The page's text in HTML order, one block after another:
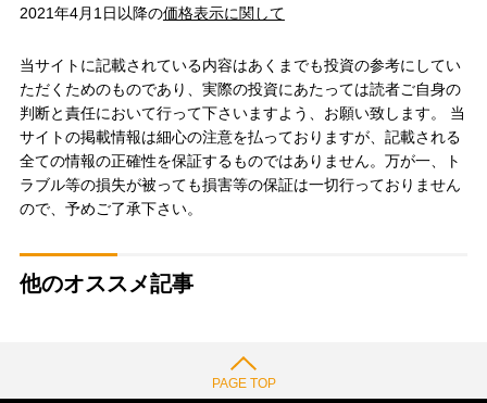
2021年4月1日以降の価格表示に関して
当サイトに記載されている内容はあくまでも投資の参考にしてい
ただくためのものであり、実際の投資にあたっては読者ご自身の
判断と責任において行って下さいますよう、お願い致します。 当
サイトの掲載情報は細心の注意を払っておりますが、記載される
全ての情報の正確性を保証するものではありません。万が一、ト
ラブル等の損失が被っても損害等の保証は一切行っておりません
ので、予めご了承下さい。
他のオススメ記事
PAGE TOP